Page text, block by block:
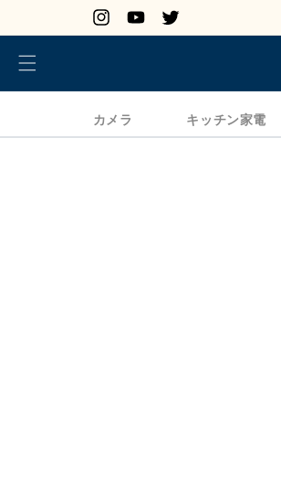
ンテンツに進むInstagramYouTubeTwitter
カメラ キッチン家電